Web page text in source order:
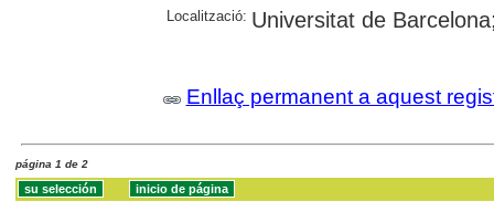
Localització: Universitat de
Enllaç permanent a aquest
página 1 de 2